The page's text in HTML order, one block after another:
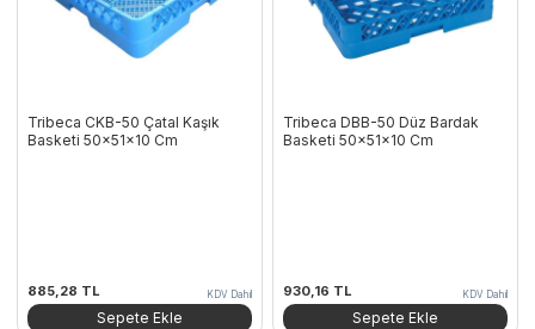
Tribeca CKB-50 Çatal Kaşık
Basketi 50x51x10 Cm
885,28 TL KDV Dahil
Sepete Ekle
Tribeca DBB-50 Düz Bardak
Basketi 50x51x10 Cm
930,16 TL KDV Dahil
Sepete Ekle